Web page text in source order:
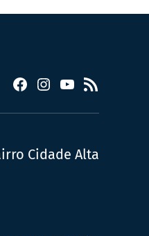
Facebook
Instagram
YouTube
RSS
Cidade Alta